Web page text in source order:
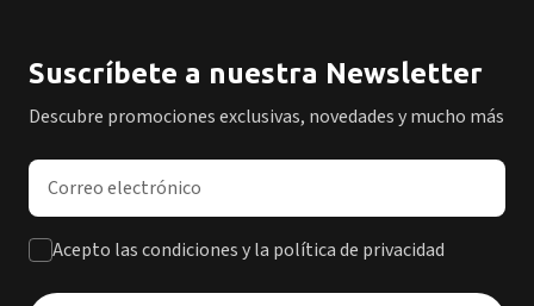
Suscríbete a nuestra Newsletter
Descubre promociones exclusivas, novedades y mucho más
Dirección de correo electrónico
Acepto las condiciones y la política de privacidad